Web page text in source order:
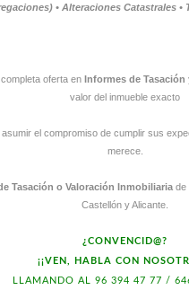
• Alteraciones Catastrales •
oferta en Informes de
valor del inmueble exacto
el compromiso de cumplir sus
merece.
Tasación o Valoración Inmobiliariade
Castellón y Alicante.
¿CONVENCID@?
¡¡VEN, HABLA CON
LLAMANDO AL 96 394 47 77 /